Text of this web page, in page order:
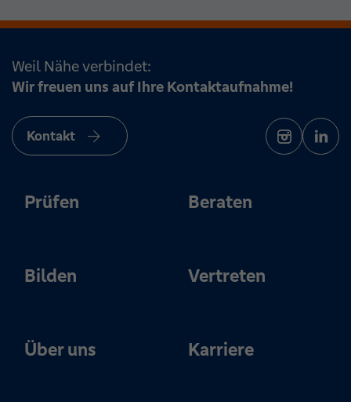
Weil Nähe verbindet:
Wir freuen uns auf Ihre Kontaktaufnahme!
Kontakt
Prüfen Beraten
Bilden Vertreten
Über uns Karriere